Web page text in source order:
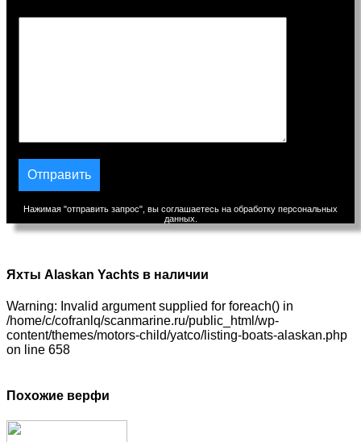
Нажимая "отправить запрос", вы соглашаетесь на обработку персональных
данных.
Яхты Alaskan Yachts в наличии
Warning: Invalid argument supplied for foreach() in
/home/c/cofranlq/scanmarine.ru/public_html/wp-
content/themes/motors-child/yatco/listing-boats-alaskan.php
on line 658
Похожие верфи